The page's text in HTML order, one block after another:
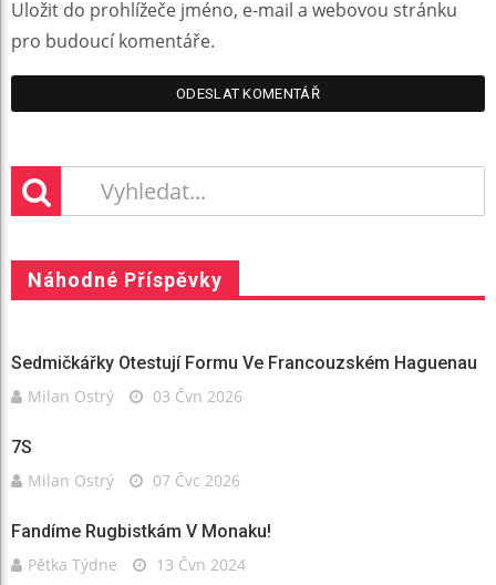
Uložit do prohlížeče jméno, e-mail a webovou stránku
pro budoucí komentáře.
Náhodné Příspěvky
Sedmičkářky Otestují Formu Ve Francouzském Haguenau
Milan Ostrý
03 Čvn 2026
7S
Milan Ostrý
07 Čvc 2026
Fandíme Rugbistkám V Monaku!
Pětka Týdne
13 Čvn 2024